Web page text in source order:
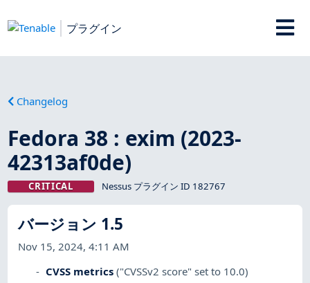
プラグイン
Changelog
Fedora 38 : exim (2023-
42313af0de)
CRITICAL Nessus プラグイン ID 182767
バージョン 1.5
Nov 15, 2024, 4:11 AM
CVSS metrics ("CVSSv2 score" set to 10.0)